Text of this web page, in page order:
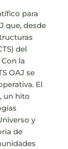
para
que, desde
del
la
OAJ se
El
un hito
y
de